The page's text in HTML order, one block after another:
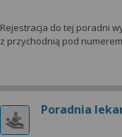
Rejestracja do tej poradni
z przychodnią pod
Poradnia